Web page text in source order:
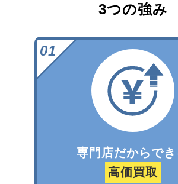
3つの強み
専門店だからでき
高価買取